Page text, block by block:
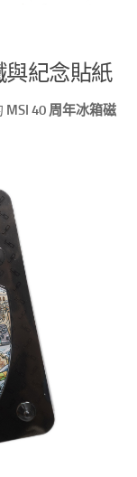
與紀念貼紙
MSI 40 周年冰箱磁